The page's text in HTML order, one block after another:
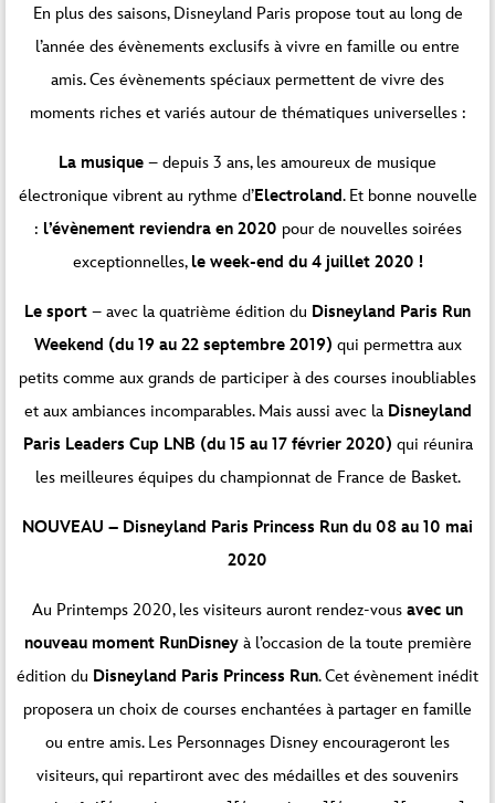
En plus des saisons, Disneyland Paris propose tout au long de
l’année des évènements exclusifs à vivre en famille ou entre
amis. Ces évènements spéciaux permettent de vivre des
moments riches et variés autour de thématiques universelles :
La musique – depuis 3 ans, les amoureux de musique
électronique vibrent au rythme d’Electroland. Et bonne nouvelle
: l’évènement reviendra en 2020 pour de nouvelles soirées
exceptionnelles, le week-end du 4 juillet 2020 !
Le sport – avec la quatrième édition du Disneyland Paris Run
Weekend (du 19 au 22 septembre 2019) qui permettra aux
petits comme aux grands de participer à des courses inoubliables
et aux ambiances incomparables. Mais aussi avec la Disneyland
Paris Leaders Cup LNB (du 15 au 17 février 2020) qui réunira
les meilleures équipes du championnat de France de Basket.
NOUVEAU – Disneyland Paris Princess Run du 08 au 10 mai
2020
Au Printemps 2020, les visiteurs auront rendez-vous avec un
nouveau moment RunDisneyà l’occasion de la toute première
édition du Disneyland Paris Princess Run. Cet évènement inédit
proposera un choix de courses enchantées à partager en famille
ou entre amis. Les Personnages Disney encourageront les
visiteurs, qui repartiront avec des médailles et des souvenirs